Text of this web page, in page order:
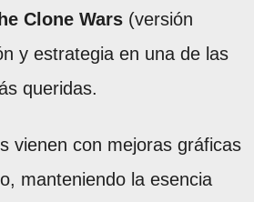
Clone Wars (versión
y estrategia en una de las
queridas.
vienen con mejoras gráficas
manteniendo la esencia